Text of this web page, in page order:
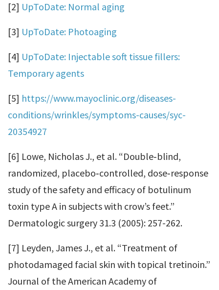
[2] UpToDate: Normal aging
[3] UpToDate: Photoaging
[4] UpToDate: Injectable soft tissue fillers:
Temporary agents
[5] https://www.mayoclinic.org/diseases-
conditions/wrinkles/symptoms-causes/syc-
20354927
[6] Lowe, Nicholas J., et al. “Double‐blind,
randomized, placebo‐controlled, dose‐response
study of the safety and efficacy of botulinum
toxin type A in subjects with crow’s feet.”
Dermatologic surgery 31.3 (2005): 257-262.
[7] Leyden, James J., et al. “Treatment of
photodamaged facial skin with topical tretinoin.”
Journal of the American Academy of